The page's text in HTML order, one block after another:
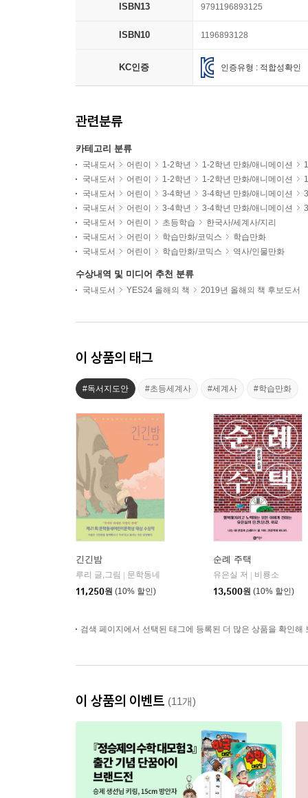
ISBN13 9791196893125
ISBN10 1196893128
KC인증 인증유형 : 적합성확인
관련분류
카테고리 분류
국내도서 어린이 1-2학년 1-2학년 만화/애니메이션
국내도서
어린이 1-2학년 1-2학년 만화/애니메이션
국내도서
어린이 3-4학년 3-4학년 만화/애니메이션
국내도서
어린이 3-4학년 3-4학년 만화/애니메이션
국내도서
어린이 초등학습
한국사/세계사/지리
국내도서
어린이 학습만화/코믹스
학습만화
국내도서
어린이 학습만화/코믹스 역사/인물만화
수상내역 및 미디어 추천 분류
국내도서 YES24 올해의 책 2019년 올해의 책 후보도서
이 상품의 태그
#독서지도안 #초등세계사 #세계사 #학습만화
긴긴밤
루리 글,그림
문학동네
11,250원 (10% 할인)
순례 주택
유은실 저
비룡소
13,500원 (10% 할인)
검색 페이지에서 선택된 태그에 등록된 더 많은 상품을 확인해
이 상품의 이벤트 (11개)